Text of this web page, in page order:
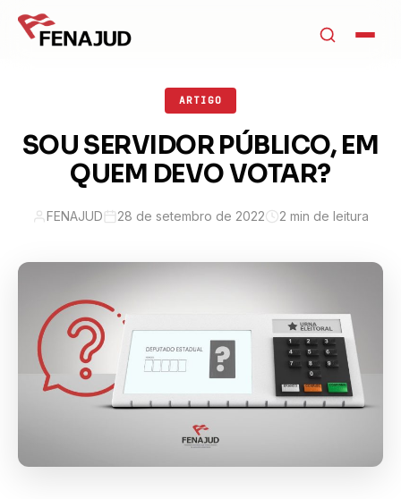
ARTIGO
SOU SERVIDOR PÚBLICO, EM
QUEM DEVO VOTAR?
FENAJUD 28 de setembro de 2022 2 min de leitura